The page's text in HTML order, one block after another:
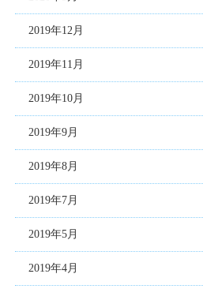
2019年12月
2019年11月
2019年10月
2019年9月
2019年8月
2019年7月
2019年5月
2019年4月